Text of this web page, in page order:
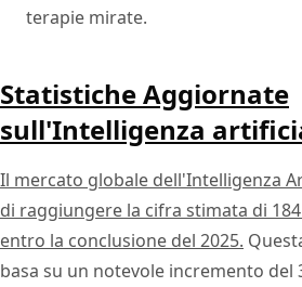
terapie mirate.
Statistiche Aggiornate
sull'Intelligenza
Il mercato globale dell'Intelligenza
di raggiungere la cifra stimata di
entro la conclusione del 2025.
basa su un notevole incremento del